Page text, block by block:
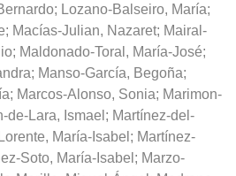
; Lozano-Balseiro, María;
; Macías-Julian, Nazaret; Mairal-
; Maldonado-Toral, María-José;
; Manso-García, Begoña;
; Marcos-Alonso, Sonia; Marimon-
de-Lara, Ismael ; Martínez-del-
María-Isabel ; Martínez-
Soto, María-Isabel ; Marzo-